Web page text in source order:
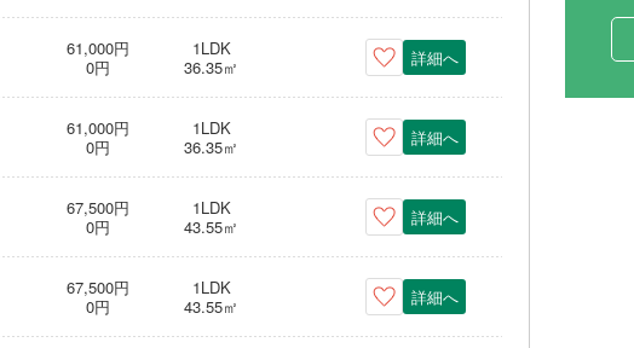
61,000円
0円
1LDK
36.35㎡
詳細へ
61,000円
0円
1LDK
36.35㎡
詳細へ
67,500円
0円
1LDK
43.55㎡
詳細へ
67,500円
0円
1LDK
43.55㎡
詳細へ